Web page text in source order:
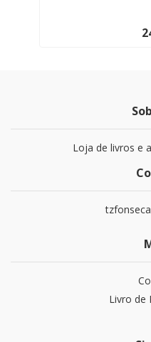
Loja de livros e
Livro de